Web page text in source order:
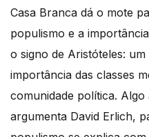
Casa Branca dá o mote
populismo e a
o signo de Aristóteles:
importância das classes
comunidade política.
argumenta David Erlich,